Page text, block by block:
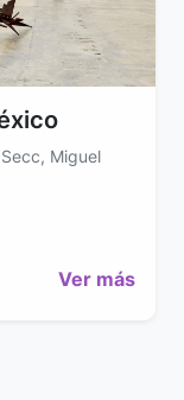
Miguel
Ver más